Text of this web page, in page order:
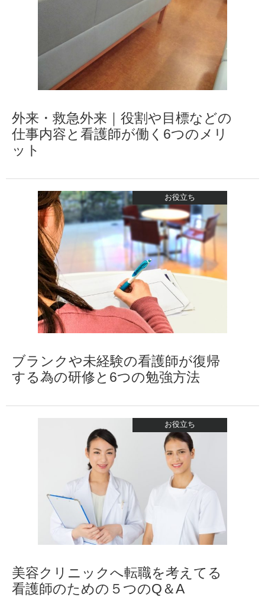
外来・救急外来｜役割や目標などの
仕事内容と看護師が働く6つのメリ
ット
お役立ち
ブランクや未経験の看護師が復帰
する為の研修と6つの勉強方法
お役立ち
美容クリニックへ転職を考えてる
看護師のための５つのQ＆A